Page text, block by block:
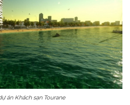
án Khách sạn Tourane